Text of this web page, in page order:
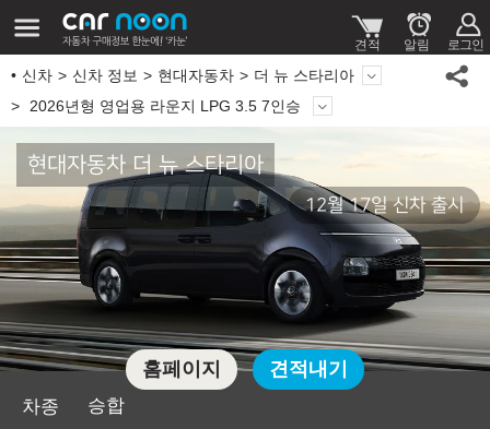
신차 신차 정보 현대자동차
더 뉴 스타리아
2026년형 영업용 라운지 LPG 3.5 7인승
현대자동차 더 뉴 스타리아
12월 17일 신차 출시
차종
승합
홈페이지 견적내기